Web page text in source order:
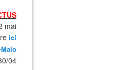
mai
ici
04